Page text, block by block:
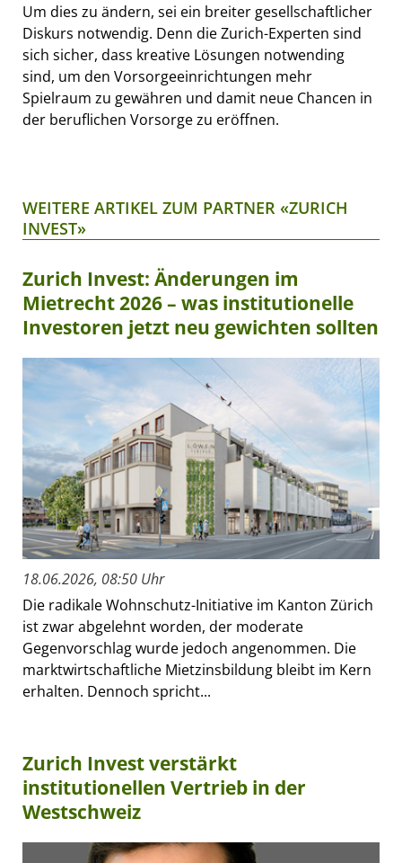
Um dies zu ändern, sei ein breiter gesellschaftlicher
Diskurs notwendig. Denn die Zurich-Experten sind
sich sicher, dass kreative Lösungen notwending
sind, um den Vorsorgeeinrichtungen mehr
Spielraum zu gewähren und damit neue Chancen in
der beruflichen Vorsorge zu eröffnen.
WEITERE ARTIKEL ZUM PARTNER «ZURICH
INVEST»
Zurich Invest: Änderungen im
Mietrecht 2026 – was institutionelle
Investoren jetzt neu gewichten sollten
18.06.2026, 08:50 Uhr
Die radikale Wohnschutz-Initiative im Kanton Zürich
ist zwar abgelehnt worden, der moderate
Gegenvorschlag wurde jedoch angenommen. Die
marktwirtschaftliche Mietzinsbildung bleibt im Kern
erhalten. Dennoch spricht...
Zurich Invest verstärkt
institutionellen Vertrieb in der
Westschweiz